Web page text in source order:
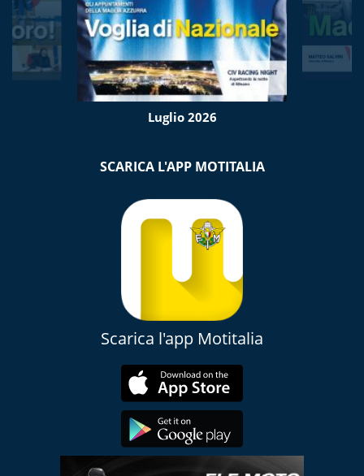
Luglio 2026
SCARICA L'APP MOTITALIA
Scarica l'app Motitalia